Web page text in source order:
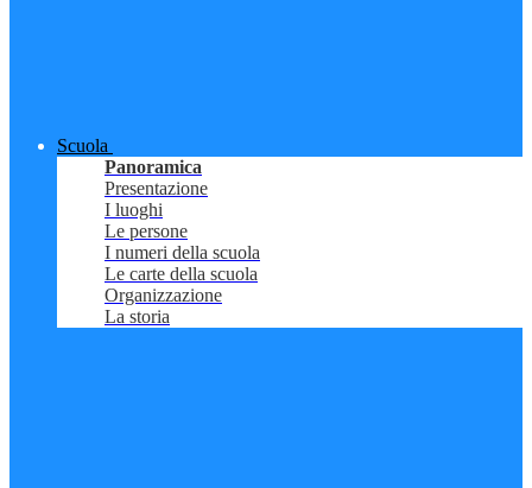
Scuola
Panoramica
Presentazione
I luoghi
Le persone
I numeri della scuola
Le carte della scuola
Organizzazione
La storia